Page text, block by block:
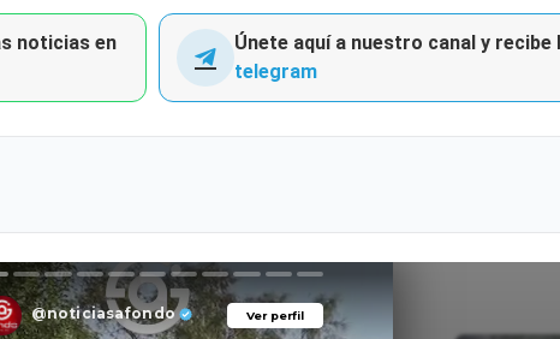
noticias en
Únete aquí a nuestro canal y
telegram
Ver perfil
@noticiasafondo Ver perfil